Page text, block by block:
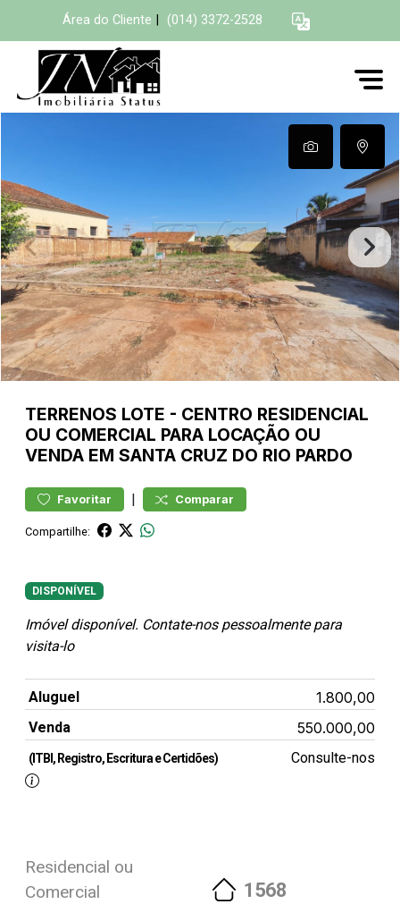
Área do Cliente (014) 3372-2528
TERRENOS LOTE - CENTRO RESIDENCIAL
OU COMERCIAL PARA LOCAÇÃO OU
VENDA EM SANTA CRUZ DO RIO PARDO
Favoritar | Comparar
Compartilhe:
DISPONÍVEL
Imóvel disponível. Contate-nos pessoalmente para
visita-lo
Aluguel 1.800,00
Venda 550.000,00
(ITBI, Registro, Escritura e Certidões) Consulte-nos
Residencial ou
Comercial
1568